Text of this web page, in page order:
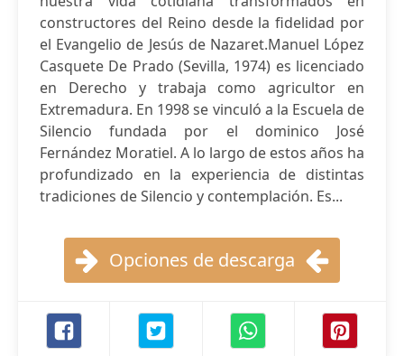
constructores del Reino desde la fidelidad por
el Evangelio de Jesús de Nazaret.Manuel López
Casquete De Prado (Sevilla, 1974) es licenciado
en Derecho y trabaja como agricultor en
Extremadura. En 1998 se vinculó a la Escuela de
Silencio fundada por el dominico José
Fernández Moratiel. A lo largo de estos años ha
profundizado en la experiencia de distintas
tradiciones de Silencio y contemplación. Es...
Opciones de descarga